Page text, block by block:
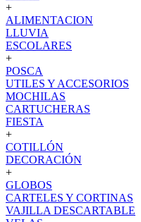
+
ALIMENTACION
LLUVIA
ESCOLARES
+
POSCA
UTILES Y ACCESORIOS
MOCHILAS
CARTUCHERAS
FIESTA
+
COTILLÓN
DECORACIÓN
+
GLOBOS
CARTELES Y CORTINAS
VAJILLA DESCARTABLE